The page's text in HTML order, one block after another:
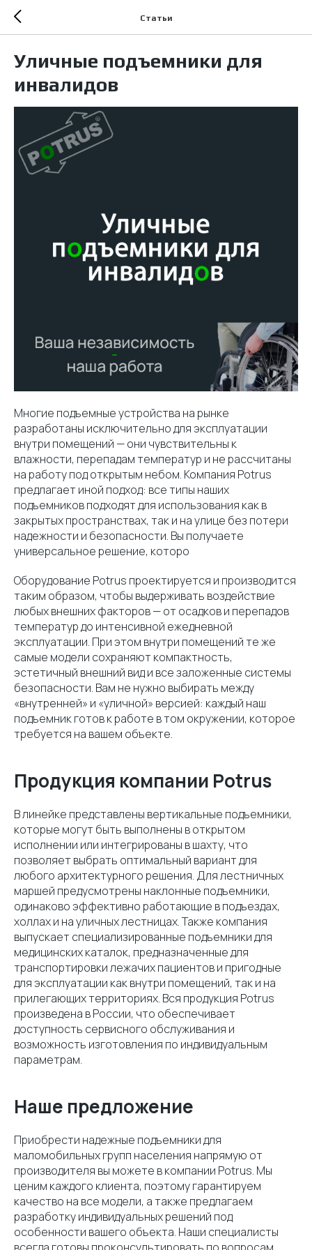
Статьи
Уличные подъемники для
инвалидов
Многие подъемные устройства на рынке
разработаны исключительно для эксплуатации
внутри помещений — они чувствительны к
влажности, перепадам температур и не рассчитаны
на работу под открытым небом. Компания Potrus
предлагает иной подход: все типы наших
подъемников подходят для использования как в
закрытых пространствах, так и на улице без потери
надежности и безопасности. Вы получаете
универсальное решение, которо
Оборудование Potrus проектируется и производится
таким образом, чтобы выдерживать воздействие
любых внешних факторов — от осадков и перепадов
температур до интенсивной ежедневной
эксплуатации. При этом внутри помещений те же
самые модели сохраняют компактность,
эстетичный внешний вид и все заложенные системы
безопасности. Вам не нужно выбирать между
«внутренней» и «уличной» версией: каждый наш
подъемник готов к работе в том окружении, которое
требуется на вашем объекте.
Продукция компании Potrus
В линейке представлены вертикальные подъемники,
которые могут быть выполнены в открытом
исполнении или интегрированы в шахту, что
позволяет выбрать оптимальный вариант для
любого архитектурного решения. Для лестничных
маршей предусмотрены наклонные подъемники,
одинаково эффективно работающие в подъездах,
холлах и на уличных лестницах. Также компания
выпускает специализированные подъемники для
медицинских каталок, предназначенные для
транспортировки лежачих пациентов и пригодные
для эксплуатации как внутри помещений, так и на
прилегающих территориях. Вся продукция Potrus
произведена в России, что обеспечивает
доступность сервисного обслуживания и
возможность изготовления по индивидуальным
параметрам.
Наше предложение
Приобрести надежные подъемники для
маломобильных групп населения напрямую от
производителя вы можете в компании Potrus. Мы
ценим каждого клиента, поэтому гарантируем
качество на все модели, а также предлагаем
разработку индивидуальных решений под
особенности вашего объекта. Наши специалисты